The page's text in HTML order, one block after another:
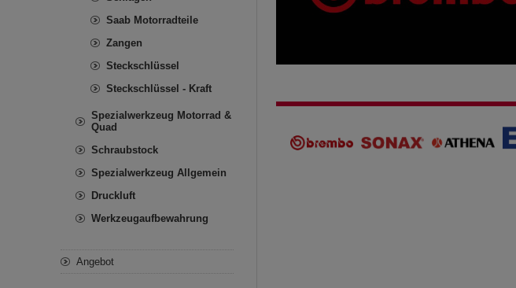
Saab Motorradteile
Zangen
Steckschlüssel
Steckschlüssel - Kraft
Spezialwerkzeug Motorrad &
Quad
Schraubstock
Spezialwerkzeug Allgemein
Druckluft
Werkzeugaufbewahrung
Angebot